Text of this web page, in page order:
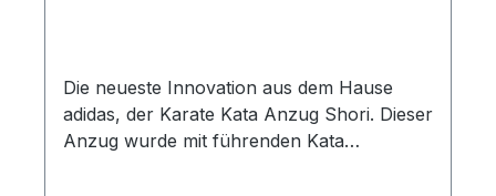
Die neueste Innovation aus dem Hause
adidas, der Karate Kata Anzug Shori. Dieser
Anzug wurde mit führenden Kata